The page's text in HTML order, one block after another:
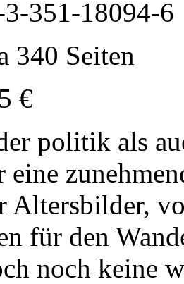
351-18094-6
340 Seiten
€
politik als
eine
Altersbilder,
für den
noch keine